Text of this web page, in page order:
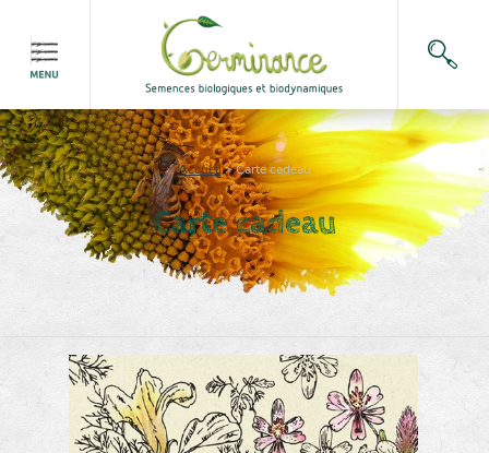
Accueil>Carte cadeau
Carte cadeau